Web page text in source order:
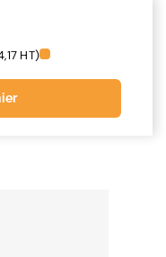
HT)